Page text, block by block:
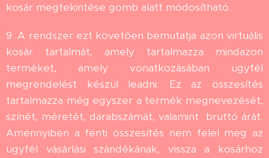
kosár megtekintése gomb alatt módosítható.
9. A rendszer ezt követően bemutatja azon virtuális
kosár tartalmát, amely tartalmazza mindazon
terméket, amely vonatkozásában ügyfél
megrendelést készül leadni. Ez az összesítés
tartalmazza még egyszer a termék megnevezését,
színét, méretét, darabszámát, valamint bruttó árát.
Amennyiben a fenti összesítés nem felel meg az
ügyfél vásárlási szándékának, vissza a kosárhoz